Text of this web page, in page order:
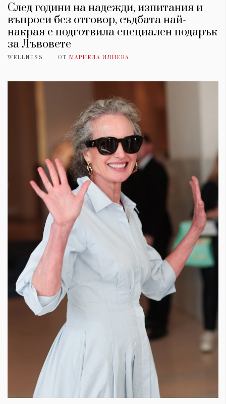
След години на надежди, изпитания и
въпроси без отговор, съдбата най-
накрая е подготвила специален подарък
за Лъвовете
WELLNESS ОТ МАРИЕЛА ИЛИЕВА